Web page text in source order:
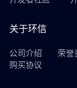
关于环信
公司介绍 荣誉
购买协议